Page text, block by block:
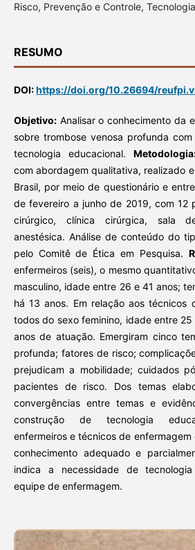
Risco, Prevenção e Controle,
RESUMO
DOI:https://doi.org/10.26694/
Objetivo:Analisar o conhecimento da
sobre trombose venosa profunda
tecnologia educacional.
com abordagem qualitativa, realizado
Brasil, por meio de questionário e
de fevereiro a junho de 2019, com 12
cirúrgico, clínica cirúrgica, sala
anestésica. Análise de conteúdo do
pelo Comitê de Ética em Pesquisa.
enfermeiros (seis), o mesmo
masculino, idade entre 26 e 41 anos;
há 13 anos. Em relação aos técnicos
todos do sexo feminino, idade entre
anos de atuação. Emergiram cinco
profunda; fatores de risco;
prejudicam a mobilidade; cuidados
pacientes de risco. Dos temas
convergências entre temas e
construção de tecnologia
enfermeiros e técnicos de
conhecimento adequado e
indica a necessidade de
equipe de enfermagem.